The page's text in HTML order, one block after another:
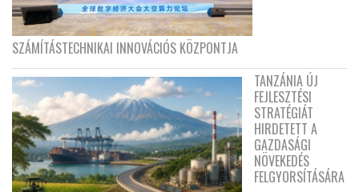
SZÁMÍTÁSTECHNIKAI INNOVÁCIÓS KÖZPONTJA
TANZÁNIA ÚJ
FEJLESZTÉSI
STRATÉGIÁT
HIRDETETT A
GAZDASÁGI
NÖVEKEDÉS
FELGYORSÍTÁSÁRA